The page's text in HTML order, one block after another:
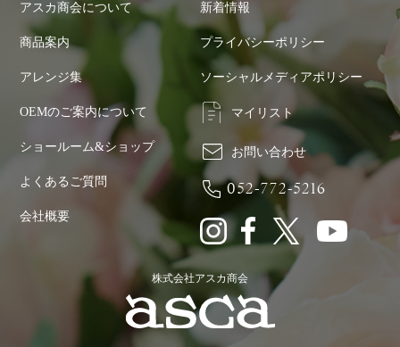
アスカ商会について
商品案内
アレンジ集
OEMのご案内について
ショールーム&ショップ
よくあるご質問
会社概要
新着情報
プライバシーポリシー
ソーシャルメディアポリシー
マイリスト
お問い合わせ
052-772-5216
株式会社アスカ商会